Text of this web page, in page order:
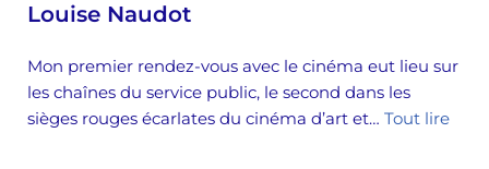
Louise Naudot
Mon premier rendez-vous avec le cinéma eut lieu sur
les chaînes du service public, le second dans les
sièges rouges écarlates du cinéma d’art et… Tout lire